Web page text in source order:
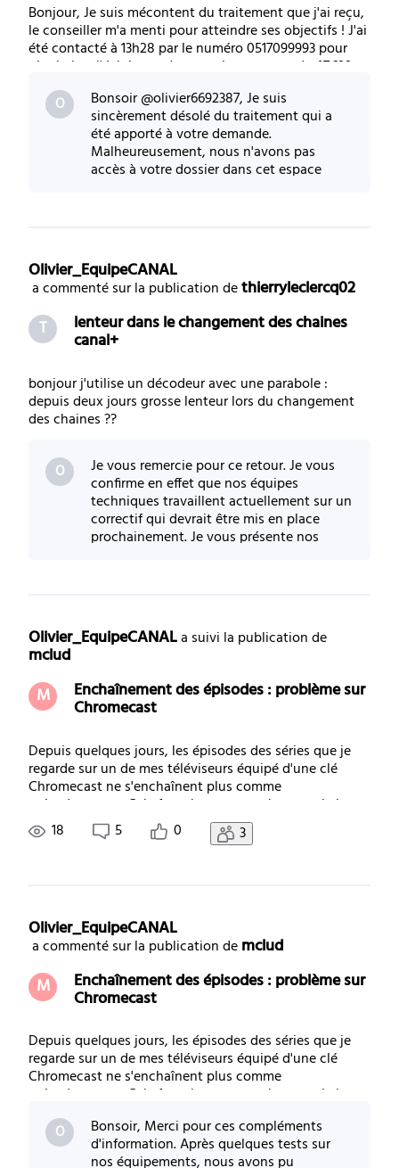
Bonjour, Je suis mécontent du traitement que j'ai reçu,
le conseiller m'a menti pour atteindre ses objectifs ! J'ai
été contacté à 13h28 par le numéro 0517099993 pour
régulariser l'échéance de mon abonnement de 47€99.
Durant cet échange je lui ai expliqué mes difficultés
financières, il m'a proposé
O Bonsoir @olivier6692387, Je suis
sincèrement désolé du traitement qui a
été apporté à votre demande.
Malheureusement, nous n'avons pas
accès à votre dossier dans cet espace
Olivier_EquipeCANAL
a commenté sur la publication de thierryleclercq02
T
lenteur dans le changement des chaines
canal+
bonjour j'utilise un décodeur avec une parabole :
depuis deux jours grosse lenteur lors du changement
des chaines ??
O Je vous remercie pour ce retour. Je vous
confirme en effet que nos équipes
techniques travaillent actuellement sur un
correctif qui devrait être mis en place
prochainement. Je vous présente nos
Olivier_EquipeCANAL a suivi la publication de
mclud
M
Enchaînement des épisodes : problème sur
Chromecast
Depuis quelques jours, les épisodes des séries que je
regarde sur un de mes téléviseurs équipé d'une clé
Chromecast ne s'enchaînent plus comme
précedemment. Cela fonctionne normalement via le
décodeur 4K ou via les applis quelque soit l'appareil. Je
précise qu'il s'agit d'une version de Chromecast s
18 5 0 3
Olivier_EquipeCANAL
a commenté sur la publication de mclud
M
Enchaînement des épisodes : problème sur
Chromecast
Depuis quelques jours, les épisodes des séries que je
regarde sur un de mes téléviseurs équipé d'une clé
Chromecast ne s'enchaînent plus comme
précedemment. Cela fonctionne normalement via le
décodeur 4K ou via les applis quelque soit l'appareil. Je
précise qu'il s'agit d'une version de Chromecast s
O Bonsoir, Merci pour ces compléments
d'information. Après quelques tests sur
nos équipements, nous avons pu